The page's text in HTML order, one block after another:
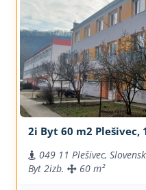
2i Byt 60 m2 Plešivec,
049 11 Plešivec,
Byt 2izb. 60 m²